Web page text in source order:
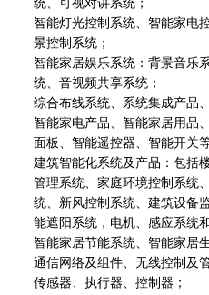
统、可视对讲系统；
智能灯光控制系统、智能家电
景控制系统；
智能家居娱乐系统：背景音乐
统、音视频共享系统；
综合布线系统、系统集成产品
智能家电产品、智能家居用品
面板、智能遥控器、智能开关等
建筑智能化系统及产品：包括
管理系统、家庭环境控制系统
统、新风控制系统、建筑设备
能遮阳系统，电机、感应系统
智能家居节能系统、智能家居
通信网络及组件、无线控制及
传感器、执行器、控制器；